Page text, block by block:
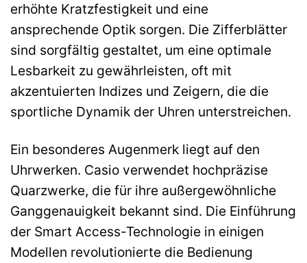
erhöhte Kratzfestigkeit und eine
ansprechende Optik sorgen. Die Zifferblätter
sind sorgfältig gestaltet, um eine optimale
Lesbarkeit zu gewährleisten, oft mit
akzentuierten Indizes und Zeigern, die die
sportliche Dynamik der Uhren unterstreichen.
Ein besonderes Augenmerk liegt auf den
Uhrwerken. Casio verwendet hochpräzise
Quarzwerke, die für ihre außergewöhnliche
Ganggenauigkeit bekannt sind. Die Einführung
der Smart Access-Technologie in einigen
Modellen revolutionierte die Bedienung